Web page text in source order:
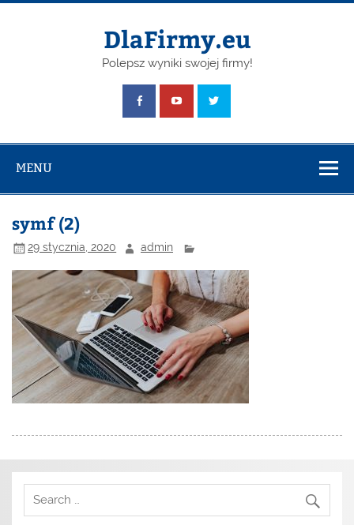
Skip
DlaFirmy.eu
Polepsz wyniki swojej firmy!
MENU
symf (2)
29 stycznia, 2020 admin